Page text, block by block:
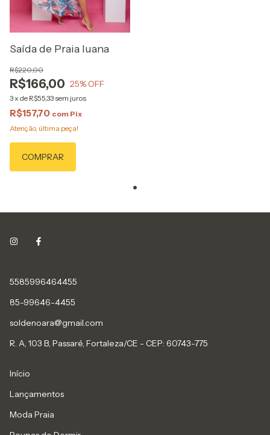
Saída de Praia luana
R$166,00
R$220,00
25% OFF
3 x de R$55,33 sem juros
R$157,70 com Pix
Atenção, última peça!
COMPRAR
5585996464455
85-99646-4455
soldenoara@gmail.com
R. A, 103 B, Passaré, Fortaleza/CE - CEP: 60743-775
Início
Lançamentos
Moda Praia